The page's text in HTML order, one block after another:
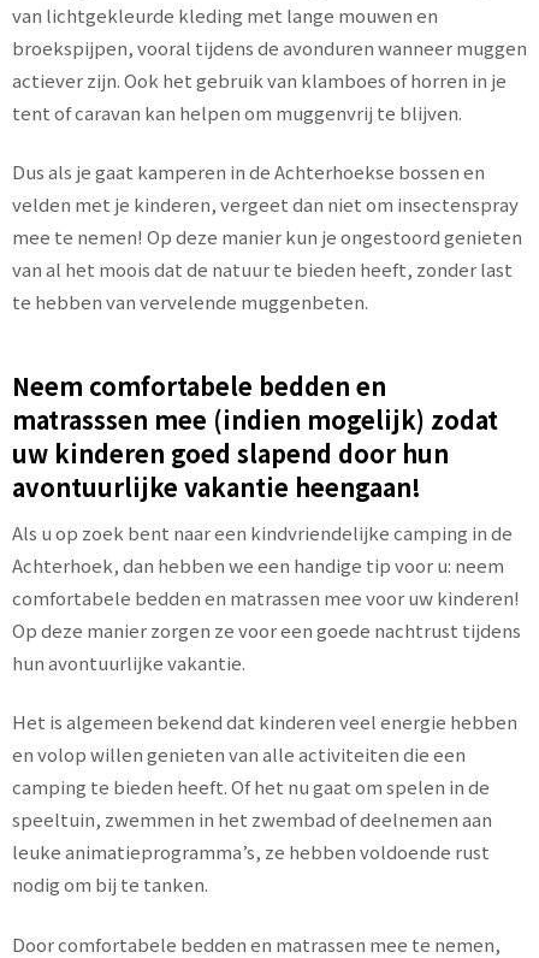
van lichtgekleurde kleding met lange mouwen en
broekspijpen, vooral tijdens de avonduren wanneer muggen
actiever zijn. Ook het gebruik van klamboes of horren in je
tent of caravan kan helpen om muggenvrij te blijven.
Dus als je gaat kamperen in de Achterhoekse bossen en
velden met je kinderen, vergeet dan niet om insectenspray
mee te nemen! Op deze manier kun je ongestoord genieten
van al het moois dat de natuur te bieden heeft, zonder last
te hebben van vervelende muggenbeten.
Neem comfortabele bedden en
matrasssen mee (indien mogelijk) zodat
uw kinderen goed slapend door hun
avontuurlijke vakantie heengaan!
Als u op zoek bent naar een kindvriendelijke camping in de
Achterhoek, dan hebben we een handige tip voor u: neem
comfortabele bedden en matrassen mee voor uw kinderen!
Op deze manier zorgen ze voor een goede nachtrust tijdens
hun avontuurlijke vakantie.
Het is algemeen bekend dat kinderen veel energie hebben
en volop willen genieten van alle activiteiten die een
camping te bieden heeft. Of het nu gaat om spelen in de
speeltuin, zwemmen in het zwembad of deelnemen aan
leuke animatieprogramma’s, ze hebben voldoende rust
nodig om bij te tanken.
Door comfortabele bedden en matrassen mee te nemen,